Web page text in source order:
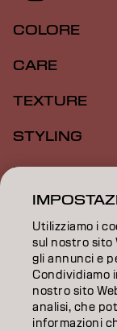
COLORE
CARE
TEXTURE
STYLING
ISPIRAZIONE
SALON
DIVENTA
Utilizziamo i
sul nostro sito
gli annunci e
Condividiamo
nostro sito
analisi, che
informazioni